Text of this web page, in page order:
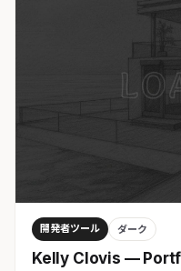
開発者ツール ダーク
Kelly Clovis —